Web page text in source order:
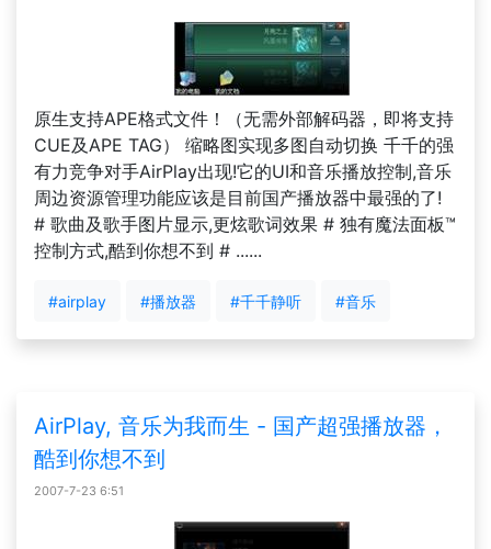
原生支持APE格式文件！（无需外部解码器，即将支持
CUE及APE TAG） 缩略图实现多图自动切换 千千的强
有力竞争对手AirPlay出现!它的UI和音乐播放控制,音乐
周边资源管理功能应该是目前国产播放器中最强的了!
# 歌曲及歌手图片显示,更炫歌词效果 # 独有魔法面板™
控制方式,酷到你想不到 # ......
#airplay #播放器 #千千静听 #音乐
AirPlay, 音乐为我而生 - 国产超强播放器，
酷到你想不到
2007-7-23 6:51